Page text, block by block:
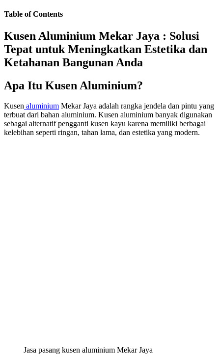
Table of Contents
Kusen Aluminium Mekar Jaya : Solusi
Tepat untuk Meningkatkan Estetika dan
Ketahanan Bangunan Anda
Apa Itu Kusen Aluminium?
Kusen aluminium Mekar Jaya adalah rangka jendela dan pintu yang
terbuat dari bahan aluminium. Kusen aluminium banyak digunakan
sebagai alternatif pengganti kusen kayu karena memiliki berbagai
kelebihan seperti ringan, tahan lama, dan estetika yang modern.
Jasa pasang kusen aluminium Mekar Jaya